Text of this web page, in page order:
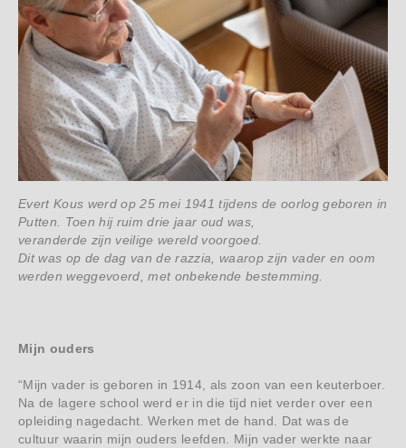
Evert Kous werd op 25 mei 1941 tijdens de oorlog geboren in
Putten. Toen hij ruim drie jaar oud was,
veranderde zijn veilige wereld voorgoed.
Dit was op de dag van de razzia, waarop zijn vader en oom
werden weggevoerd, met onbekende bestemming.
Mijn ouders
“Mijn vader is geboren in 1914, als zoon van een keuterboer.
Na de lagere school werd er in die tijd niet verder over een
opleiding nagedacht. Werken met de hand. Dat was de
cultuur waarin mijn ouders leefden. Mijn vader werkte naar